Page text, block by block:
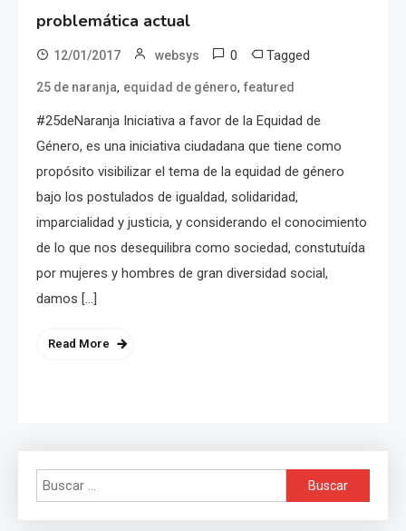
problemática actual
12/01/2017 websys 0 Tagged
25 de naranja, equidad de género, featured
#25deNaranja Iniciativa a favor de la Equidad de
Género, es una iniciativa ciudadana que tiene como
propósito visibilizar el tema de la equidad de género
bajo los postulados de igualdad, solidaridad,
imparcialidad y justicia, y considerando el conocimiento
de lo que nos desequilibra como sociedad, constutuída
por mujeres y hombres de gran diversidad social,
damos […]
Read More
Buscar: